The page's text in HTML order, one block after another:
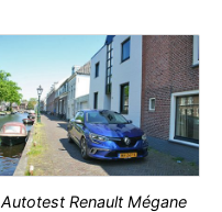
Autotest Renault Mégane